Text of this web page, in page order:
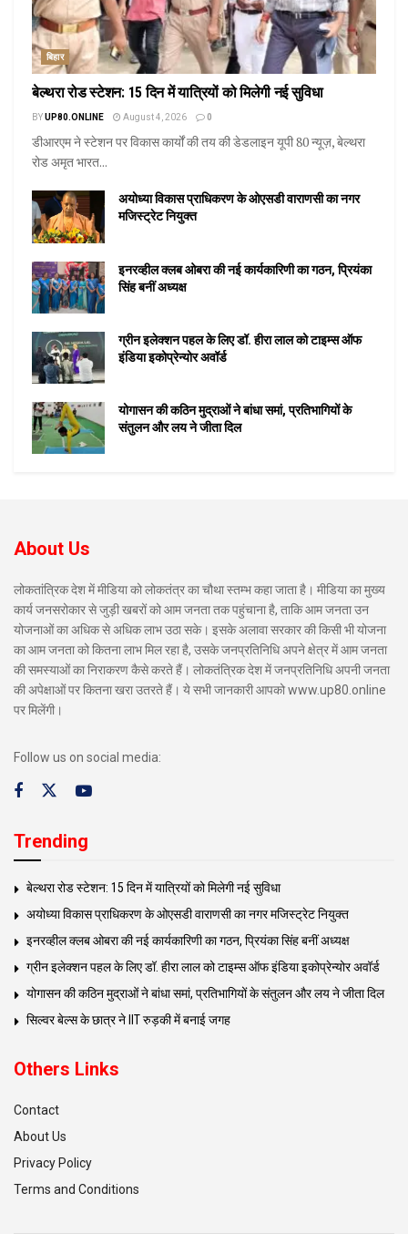
बिहार
बेल्थरा रोड स्टेशन: 15 दिन में यात्रियों को मिलेगी नई सुविधा
BYUP80.ONLINE August 4, 2026 0
डीआरएम ने स्टेशन पर विकास कार्यों की तय की डेडलाइन यूपी 80 न्यूज़, बेल्थरा
रोड अमृत भारत...
अयोध्या विकास प्राधिकरण के ओएसडी वाराणसी का नगर
मजिस्ट्रेट नियुक्त
इनरव्हील क्लब ओबरा की नई कार्यकारिणी का गठन, प्रियंका
सिंह बनीं अध्यक्ष
ग्रीन इलेक्शन पहल के लिए डॉ. हीरा लाल को टाइम्स ऑफ
इंडिया इकोप्रेन्योर अवॉर्ड
योगासन की कठिन मुद्राओं ने बांधा समां, प्रतिभागियों के
संतुलन और लय ने जीता दिल
About Us
लोकतांत्रिक देश में मीडिया को लोकतंत्र का चौथा स्तम्भ कहा जाता है। मीडिया का मुख्य
कार्य जनसरोकार से जुड़ी खबरों को आम जनता तक पहुंचाना है, ताकि आम जनता उन
योजनाओं का अधिक से अधिक लाभ उठा सके। इसके अलावा सरकार की किसी भी योजना
का आम जनता को कितना लाभ मिल रहा है, उसके जनप्रतिनिधि अपने क्षेत्र में आम जनता
की समस्याओं का निराकरण कैसे करते हैं। लोकतंत्रिक देश में जनप्रतिनिधि अपनी जनता
की अपेक्षाओं पर कितना खरा उतरते हैं। ये सभी जानकारी आपको www.up80.online
पर मिलेंगी।
Follow us on social media:
Trending
बेल्थरा रोड स्टेशन: 15 दिन में यात्रियों को मिलेगी नई सुविधा
अयोध्या विकास प्राधिकरण के ओएसडी वाराणसी का नगर मजिस्ट्रेट नियुक्त
इनरव्हील क्लब ओबरा की नई कार्यकारिणी का गठन, प्रियंका सिंह बनीं अध्यक्ष
ग्रीन इलेक्शन पहल के लिए डॉ. हीरा लाल को टाइम्स ऑफ इंडिया इकोप्रेन्योर अवॉर्ड
योगासन की कठिन मुद्राओं ने बांधा समां, प्रतिभागियों के संतुलन और लय ने जीता दिल
सिल्वर बेल्स के छात्र ने IIT रुड़की में बनाई जगह
Others Links
Contact
About Us
Privacy Policy
Terms and Conditions